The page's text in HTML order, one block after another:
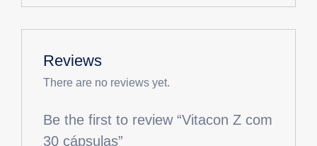
Reviews
There are no reviews yet.
Be the first to review “Vitacon Z com
30 cápsulas”